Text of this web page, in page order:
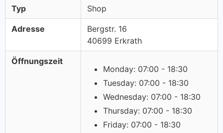
Typ Shop
Adresse
Bergstr. 16
40699 Erkrath
Öffnungszeit
Monday: 07:00 - 18:30
Tuesday: 07:00 - 18:30
Wednesday: 07:00 - 18:30
Thursday: 07:00 - 18:30
Friday: 07:00 - 18:30